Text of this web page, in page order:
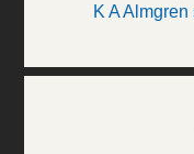
K A